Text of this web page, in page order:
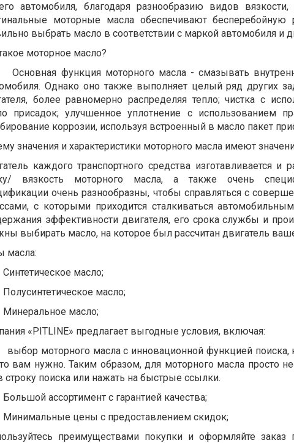
автомобиля, благодаря разнообразию видов вязкости,
моторные масла обеспечивают бесперебойную
выбрать масло в соответствии с маркой автомобиля и
моторное масло?
Основная функция моторного масла - смазывать
Однако оно также выполняет целый ряд других
более равномерно распределяя тепло; чистка с
присадок; улучшенное уплотнение с использованием
коррозии, используя встроенный в масло пакет
значения и характеристики моторного масла имеют
каждого транспортного средства изготавливается и
вязкость моторного масла, а также очень
очень разнообразны, чтобы справляться с
с которыми приходится сталкиваться
эффективности двигателя, его срока службы и
выбирать масло, на которое был рассчитан двигатель
масла:
Синтетическое масло;
Полусинтетическое масло;
Минеральное масло;
«PITLINE» предлагает выгодные условия, включая:
выбор моторного масла с инновационной функцией поиска,
вам нужно. Таким образом, для моторного масла просто
строку поиска или нажать на быстрые ссылки.
Большой ассортимент с гарантией качества;
Минимальные цены с предоставлением скидок;
преимуществами покупки и оформляйте